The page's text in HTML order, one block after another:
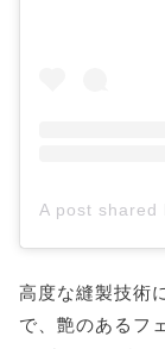
高度な縫製技術
で、艶のあるフ